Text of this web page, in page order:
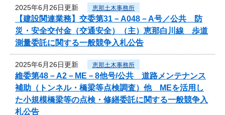
2025年6月26日更新 恵那土木事務所
【建設関連業務】交委第31－A048－A号／公共 防
災・安全交付金（交通安全）（主）恵那白川線 歩道
測量委託に関する一般競争入札公告
2025年6月26日更新 恵那土木事務所
維委第48－A2－ME－8他号/公共 道路メンテナンス
補助（トンネル・橋梁等点検調査）他 MEを活用し
た小規模橋梁等の点検・修繕委託に関する一般競争入
札公告